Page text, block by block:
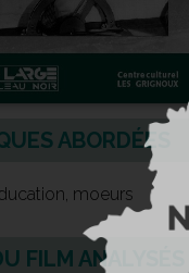
ABORDÉES
moeurs
FILM ANALYSÉS